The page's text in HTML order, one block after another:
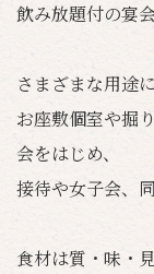
飲み放題付の宴
さまざまな用途
お座敷個室や掘
会をはじめ、
接待や女子会、
食材は質・味・